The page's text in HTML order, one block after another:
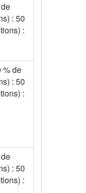
: 50
:
% de
: 50
:
: 50
: